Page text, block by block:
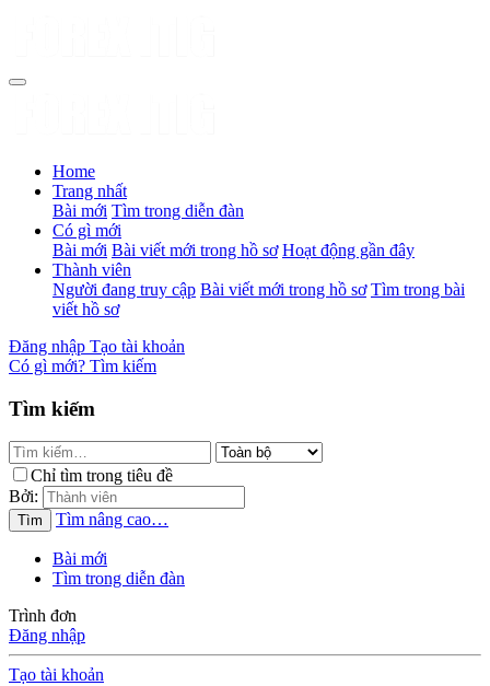
Home
Trang nhất
Bài mới Tìm trong diễn đàn
Có gì mới
Bài mới Bài viết mới trong hồ sơ Hoạt động gần đây
Thành viên
Người đang truy cập Bài viết mới trong hồ sơ Tìm trong bài
viết hồ sơ
Đăng nhập Tạo tài khoản
Có gì mới? Tìm kiếm
Tìm kiếm
Chỉ tìm trong tiêu đề
Bởi:
Tìm Tìm nâng cao…
Bài mới
Tìm trong diễn đàn
Trình đơn
Đăng nhập
Tạo tài khoản